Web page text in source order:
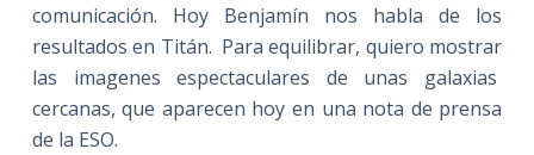
comunicación. Hoy Benjamín nos habla de los
resultados en Titán. Para equilibrar, quiero mostrar
las imagenes espectaculares de unas galaxias
cercanas, que aparecen hoy en una nota de prensa
de la ESO.